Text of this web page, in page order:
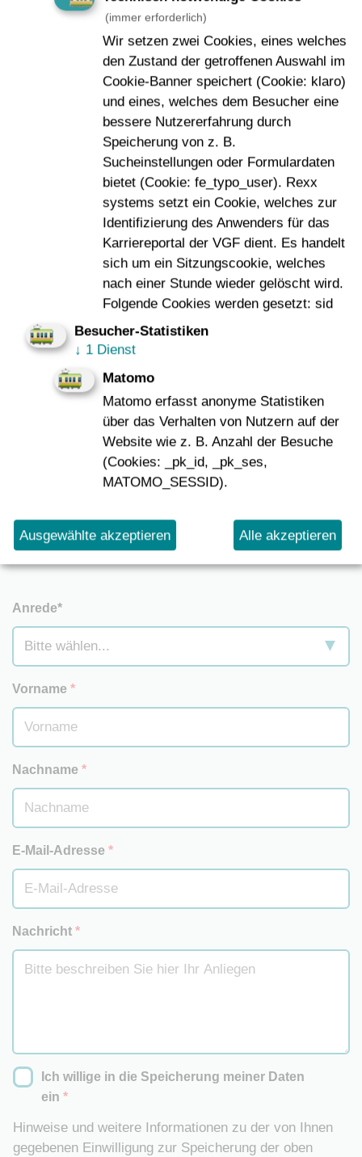
Anzeige von Stationen aufgrund von
Passagieraufkommen
Betriebliche Optimierung– Optimierung der
Bedienung der Fahrgastinformationskomponenten in der
Betriebsleitstelle
Kontakt aufnehmen
Sie haben Fragen zu unseren Projekten oder
möchten Kontakt zu uns aufnehmen?
Anrede*
Vorname *
Nachname *
E-Mail-Adresse *
Nachricht *
Ich willige in die Speicherung meiner Daten
ein*
Hinweise und weitere Informationen zu der von Ihnen
gegebenen Einwilligung zur Speicherung der oben
(immer erforderlich)
Wir setzen zwei Cookies, eines welches
den Zustand der getroffenen Auswahl im
Cookie-Banner speichert (Cookie: klaro)
und eines, welches dem Besucher eine
bessere Nutzererfahrung durch
Speicherung von z. B.
Sucheinstellungen oder Formulardaten
bietet (Cookie: fe_typo_user). Rexx
systems setzt ein Cookie, welches zur
Identifizierung des Anwenders für das
Karriereportal der VGF dient. Es handelt
sich um ein Sitzungscookie, welches
nach einer Stunde wieder gelöscht wird.
Folgende Cookies werden gesetzt: sid
Besucher-Statistiken
↓ 1 Dienst
Matomo
Matomo erfasst anonyme Statistiken
über das Verhalten von Nutzern auf der
Website wie z. B. Anzahl der Besuche
(Cookies: _pk_id, _pk_ses,
MATOMO_SESSID).
Ausgewählte akzeptieren Alle akzeptieren